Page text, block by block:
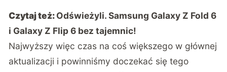
Czytaj też:Odświeżyli. Samsung Galaxy Z Fold 6
i Galaxy Z Flip 6 bez tajemnic!
Najwyższy więc czas na coś większego w głównej
aktualizacji i powinniśmy doczekać się tego